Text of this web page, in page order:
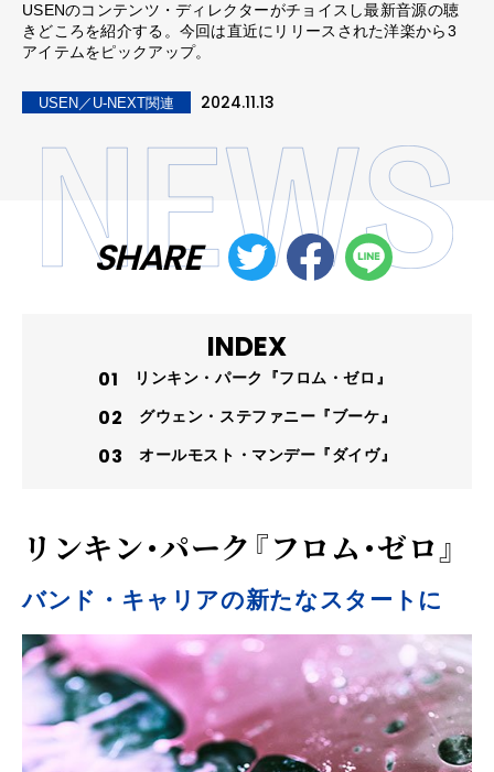
USENのコンテンツ・ディレクターがチョイスし最新音源の聴
きどころを紹介する。今回は直近にリリースされた洋楽から3
アイテムをピックアップ。
USEN／U-NEXT関連 2024.11.13
SHARE
INDEX
リンキン・パーク『フロム・ゼロ』
グウェン・ステファニー『ブーケ』
オールモスト・マンデー『ダイヴ』
リンキン・パーク『フロム・ゼロ』
バンド・キャリアの新たなスタートに